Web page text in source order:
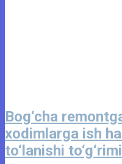
Bog‘cha
xodimlarga ish
to‘lanishi